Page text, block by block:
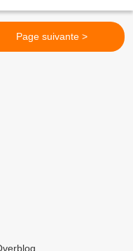
Page suivante >